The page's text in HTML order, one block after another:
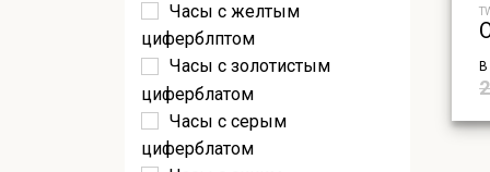
Часы с желтым
циферблптом
Часы с золотистым
циферблатом
Часы с серым
циферблатом